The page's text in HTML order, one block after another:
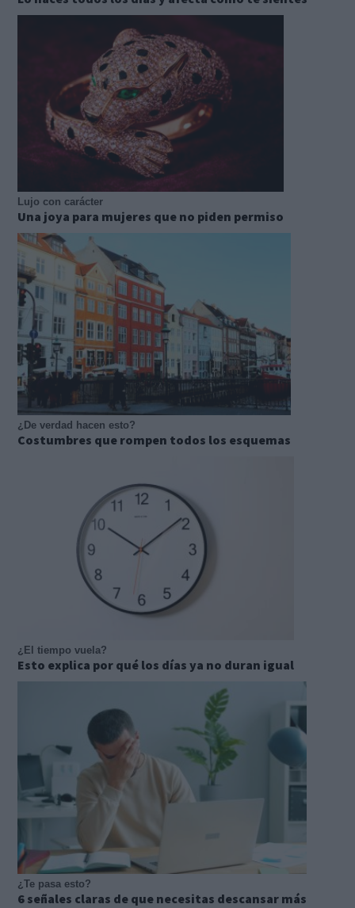
Lujo con carácter
Una joya para mujeres que no piden permiso
¿De verdad hacen esto?
Costumbres que rompen todos los esquemas
¿El tiempo vuela?
Esto explica por qué los días ya no duran igual
¿Te pasa esto?
6 señales claras de que necesitas descansar más